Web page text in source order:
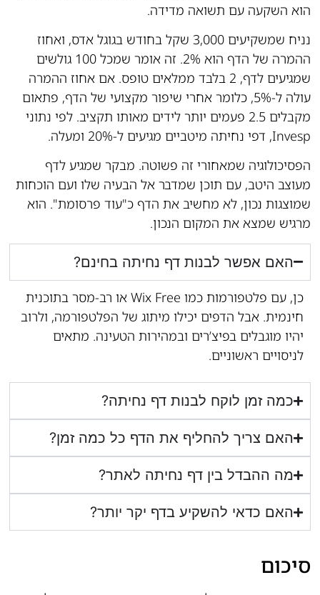
הוא השקעה עם תשואה מדידה.
נניח שמשקיעים 3,000 שקל בחודש בגוגל אדס, ואחוז
ההמרה של הדף הוא 2%. זה אומר שמכל 100 גולשים
שמגיעים לדף, 2 בלבד ממלאים טופס. אם אחוז ההמרה
עולה ל-5%, כלומר אחרי שיפור מקצועי של הדף, פתאום
מקבלים 2.5 פעמים יותר לידים מאותו תקציב. לפי נתוני
Invesp, דפי נחיתה מיטביים מגיעים ל-20% ומעלה.
הפסיכולוגיה שמאחורי זה פשוטה. מבקר שמגיע לדף
מעוצב היטב, עם תוכן שמדבר אל הבעיה שלו ועם הוכחות
שמוצגות נכון, לא מחשיב את הדף כ"עוד פרסומת". הוא
מרגיש שמצא את המקום הנכון.
האם אפשר לבנות דף נחיתה בחינם?
כן, עם פלטפורמות כמו Wix Free או רב-מסר בתוכנית
חינמית. אבל הדפים יכילו מיתוג של הפלטפורמה, ולרוב
יהיו מוגבלים בפיצ’רים ובמהירות הטעינה. מתאים
לניסויים ראשוניים.
כמה זמן לוקח לבנות דף נחיתה?
האם צריך להחליף את הדף כל כמה זמן?
מה ההבדל בין דף נחיתה לאתר?
האם כדאי להשקיע בדף יקר יותר?
סיכום